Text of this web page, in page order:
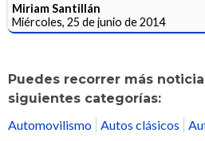
Miriam Santillán
Miércoles, 25 de junio de 2014
Puedes recorrer más
siguientes categorías:
Automovilismo Autos clásicos